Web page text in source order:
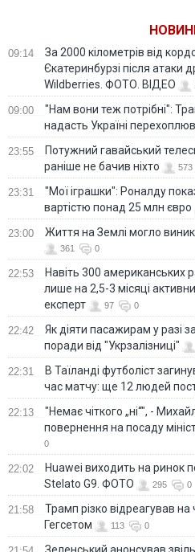
09:14
За 2000 кілометрів від
Єкатеринбурзі після атаки
Wildberries. ФОТО. ВІДЕО
09:00
"Нам вони теж потрібні":
надасть Україні
23:55
Потужний гавайський
раніше не бачив ніхто
573
23:31
"Мої іграшки": Роналду
вартістю понад 25 млн євро
23:00 Життя на Землі могло
361 0
22:53
Навіть 300 американських
лише на 2,5-3 місяці
експерт
97 0
22:42
Як діяти пасажирам у разі
поради від "Укрзалізниці"
22:31
В Таїланді футболіст
час матчу: ще 12 людей
22:13
"Немає чіткого „ні“", -
повернення на посаду
0
22:02
Huawei виходить на ринок
Stelato G9. ФОТО
295 0
21:58
Трамп різко відреагував на
Гегсетом
113 0
Зеленський анонсував